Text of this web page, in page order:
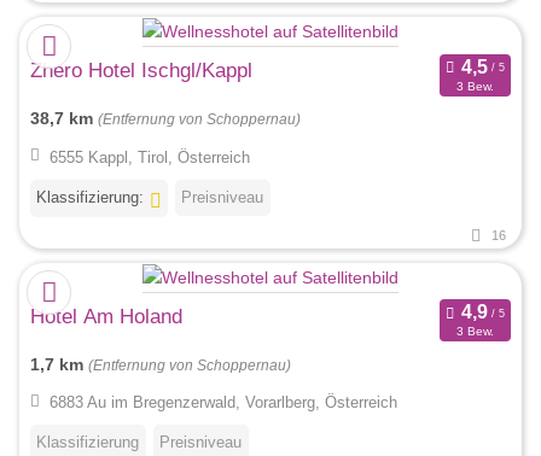
Zhero Hotel Ischgl/Kappl
3 Bew.
38,7 km (Entfernung von Schoppernau)
6555 Kappl, Tirol, Österreich
Klassifizierung: Preisniveau
16
Hotel Am Holand
3 Bew.
1,7 km (Entfernung von Schoppernau)
6883 Au im Bregenzerwald, Vorarlberg, Österreich
Klassifizierung Preisniveau